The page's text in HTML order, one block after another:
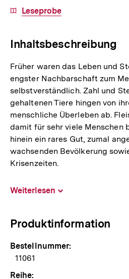
Download-
Leseprobe
Inhaltsbeschreibung
Früher waren das Leben und
engster Nachbarschaft zum
selbstverständlich. Zahl und
gehaltenen Tiere hingen von
menschliche Überleben ab.
damit für sehr viele Menschen
hinein ein rares Gut, zumal
wachsenden Bevölkerung
Krisenzeiten.
Weiterlesen
Produktinformation
Bestellnummer:
11061
Reihe: